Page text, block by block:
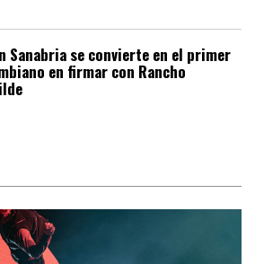
Sanabria se convierte en el primer
en firmar con Rancho